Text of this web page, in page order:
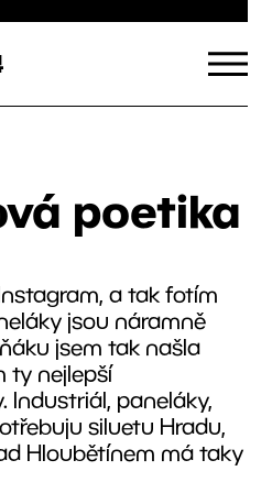
poetika
a tak fotím
jsou náramně
jsem tak našla
ty nejlepší
Industriál, paneláky,
siluetu Hradu,
Hloubětínem má taky